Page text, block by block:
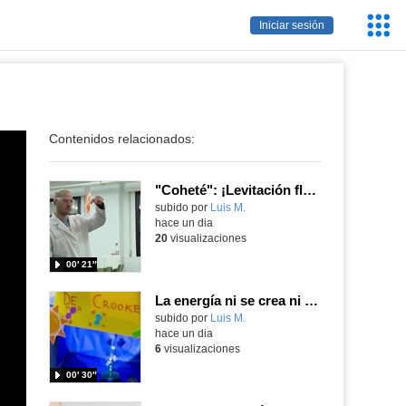
Iniciar sesión
Contenidos relacionados:
"Coheté": ¡Levitación flamígera!
Contenido educativo.
subido por Luis M.
00′ 21″
hace un dia
20visualizaciones
La energía ni se crea ni se destruye... ¡se experimenta! El Tierno en la Feria Madrid es Ciencia 2026
Contenido educativo.
subido por Luis M.
00′ 30″
hace un dia
6visualizaciones